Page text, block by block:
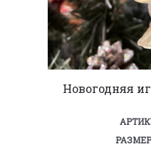
Новогодняя